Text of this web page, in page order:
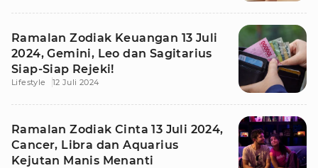
Ramalan Zodiak Keuangan 13 Juli
2024, Gemini, Leo dan Sagitarius
Siap-Siap Rejeki!
Lifestyle 12 Juli 2024
Ramalan Zodiak Cinta 13 Juli 2024,
Cancer, Libra dan Aquarius
Kejutan Manis Menanti